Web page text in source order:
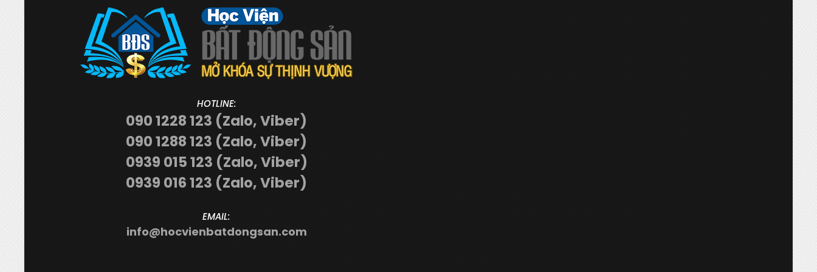
HOTLINE:
090 1228 123 (Zalo, Viber)
090 1288 123 (Zalo, Viber)
0939 015 123 (Zalo, Viber)
0939 016 123 (Zalo, Viber)
EMAIL:
info@hocvienbatdongsan.com